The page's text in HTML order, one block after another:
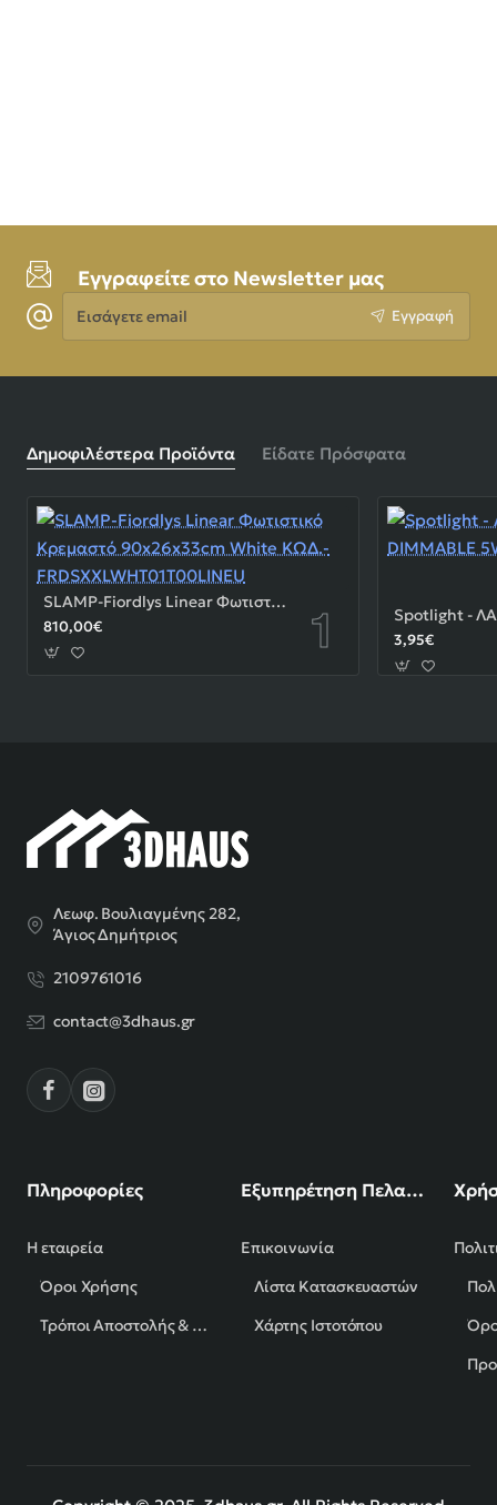
Εγγραφείτε στο Newsletter μας
Εισάγετε
email
Εγγραφή
Δημοφιλέστερα Προϊόντα Είδατε Πρόσφατα
SLAMP-Fiordlys Linear Φωτιστικό Κρεμαστό 90x26x33cm White ΚΩΔ.-FRDSXXLWHT01T00LINEU
810,00€
3,95€
Λεωφ. Βουλιαγμένης 282,
Άγιος Δημήτριος
2109761016
contact@3dhaus.gr
Πληροφορίες
Η εταιρεία
Όροι Χρήσης
Τρόποι Αποστολής & Πληρωμής
Εξυπηρέτηση Πελατών
Επικοινωνία
Λίστα Κατασκευαστών
Χάρτης Ιστοτόπου